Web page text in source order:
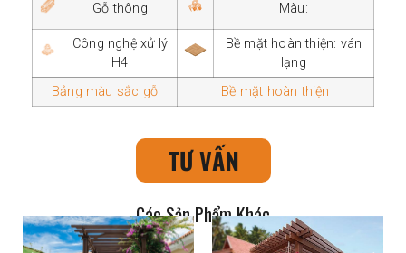
Gỗ thông Màu:
Công nghệ xử lý
H4
Bề mặt hoàn thiện: ván
lạng
Bảng màu sắc gỗ
Bề mặt hoàn thiện
TƯ VẤN
Các Sản Phẩm Khác